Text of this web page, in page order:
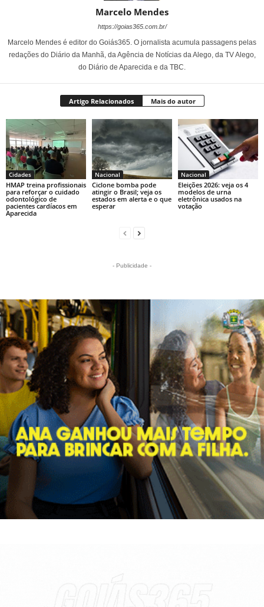
Marcelo Mendes
https://goias365.com.br/
Marcelo Mendes é editor do Goiás365. O jornalista acumula passagens pelas
redações do Diário da Manhã, da Agência de Notícias da Alego, da TV Alego,
do Diário de Aparecida e da TBC.
Artigo Relacionados Mais do autor
Cidades
HMAP treina profissionais
para reforçar o cuidado
odontológico de
pacientes cardíacos em
Aparecida
Nacional
Ciclone bomba pode
atingir o Brasil; veja os
estados em alerta e o que
esperar
Nacional
Eleições 2026: veja os 4
modelos de urna
eletrônica usados na
votação
- Publicidade -